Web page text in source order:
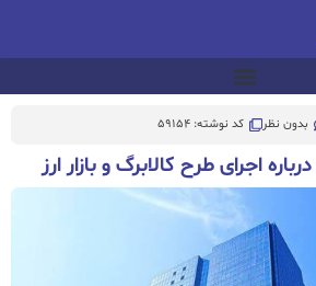
بدون نظر کد نوشته: 59154
اجرای طرح کالابرگ و بازار ارز